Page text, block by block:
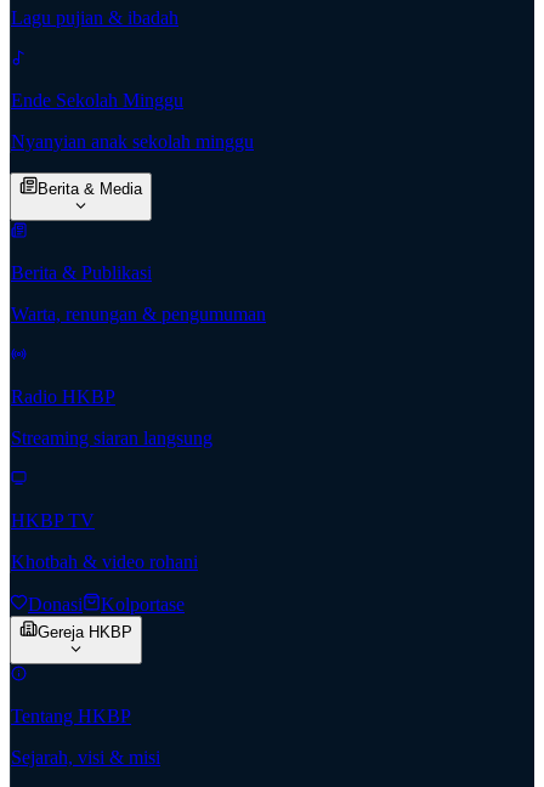
Lagu pujian & ibadah
Ende Sekolah Minggu
Nyanyian anak sekolah minggu
Berita & Media
Berita & Publikasi
Warta, renungan & pengumuman
Radio HKBP
Streaming siaran langsung
HKBP TV
Khotbah & video rohani
Donasi Kolportase
Gereja HKBP
Tentang HKBP
Sejarah, visi & misi